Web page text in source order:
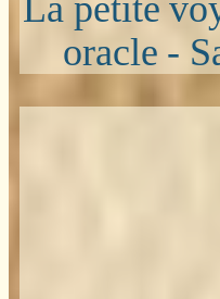
La petite
oracle -